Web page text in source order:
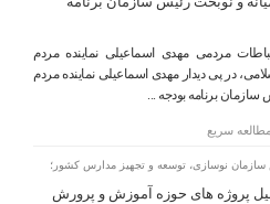
مردمی مهدی اسماعیلی نماینده مردم
در پی دیدار مهدی اسماعیلی نماینده مردم
برنامه بودجه ...
مطالعه سریع
نوسازی، توسعه و تجهیز مدارس کشور؛
تکمیل پروژه های حوزه آموزش و پرورش